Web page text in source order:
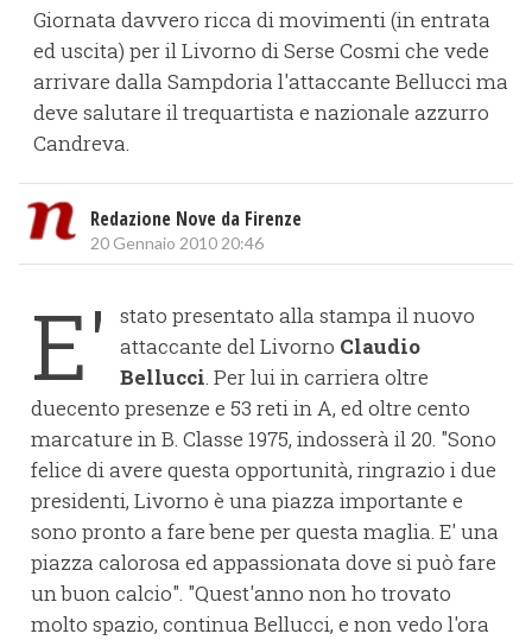
Giornata davvero ricca di movimenti (in entrata
ed uscita) per il Livorno di Serse Cosmi che vede
arrivare dalla Sampdoria l'attaccante Bellucci ma
deve salutare il trequartista e nazionale azzurro
Candreva.
Redazione Nove da Firenze
20 Gennaio 2010 20:46
E'
stato presentato alla stampa il nuovo
attaccante del Livorno Claudio
Bellucci. Per lui in carriera oltre
duecento presenze e 53 reti in A, ed oltre cento
marcature in B. Classe 1975, indosserà il 20. "Sono
felice di avere questa opportunità, ringrazio i due
presidenti, Livorno è una piazza importante e
sono pronto a fare bene per questa maglia. E' una
piazza calorosa ed appassionata dove si può fare
un buon calcio". "Quest'anno non ho trovato
molto spazio, continua Bellucci, e non vedo l'ora